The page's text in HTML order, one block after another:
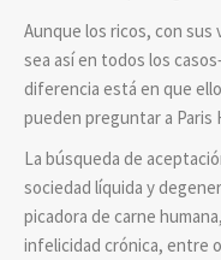
Aunque los ricos, con
sea así en todos los
diferencia está en que
pueden preguntar a Paris
La búsqueda de
sociedad líquida y
picadora de carne
infelicidad crónica, entre